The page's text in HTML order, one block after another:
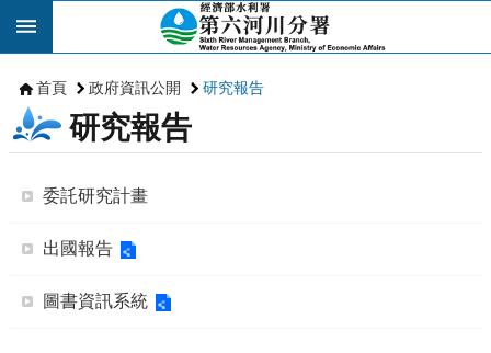
跳到主要內容區塊
首頁 政府資訊公開 研究報告
研究報告
委託研究計畫
出國報告
圖書資訊系統